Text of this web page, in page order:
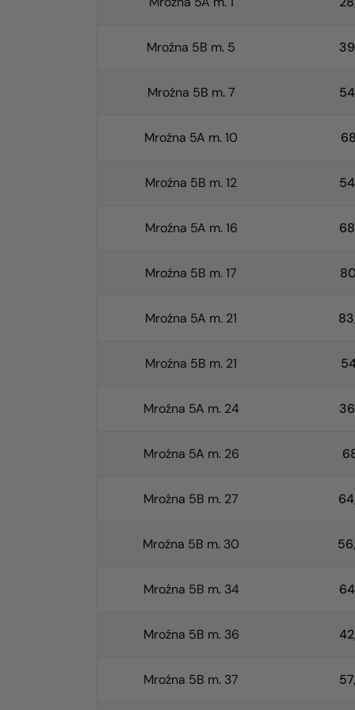
Mroźna 5B m. 5
Mroźna 5B m. 7
Mroźna 5A m. 10
Mroźna 5B m. 12
Mroźna 5A m. 16
Mroźna 5B m. 17
Mroźna 5A m. 21
Mroźna 5B m. 21
Mroźna 5A m. 24
Mroźna 5A m. 26
Mroźna 5B m. 27
Mroźna 5B m. 30
Mroźna 5B m. 34
Mroźna 5B m. 36
Mroźna 5B m. 37